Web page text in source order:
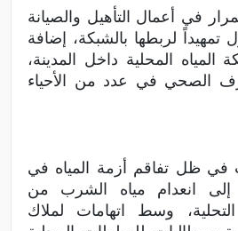
في أعمال التأهيل والصيانة
تمهيداً لربطها بالشبكة، إضافة
المحلية داخل المدينة،
الصحي في عدد من الأحياء
في ظل تفاقم أزمة المياه في
انعدام مياه الشرب من
وسط اتهامات لملاك